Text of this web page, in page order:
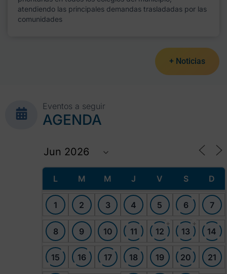
atendiendo las principales demandas trasladadas por las
comunidades
+ Noticias
Eventos a seguir
AGENDA
L M M J V S D
1 2 3 4 5 6 7
8 9 10 11 12
+
13
+
14
15 16 17 18 19 20 21